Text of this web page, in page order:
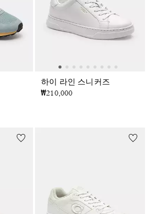
하이 라인 스니커즈
₩210,000